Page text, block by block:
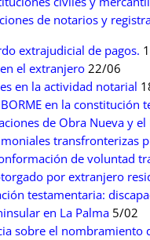
de notarios y
extrajudicial de pagos.
el extranjero22/06
en la actividad notarial
en la constitución
de Obra Nueva y
transfronterizas
de voluntad
por extranjero
testamentaria:
en La Palma 5/02
sobre el nombramiento